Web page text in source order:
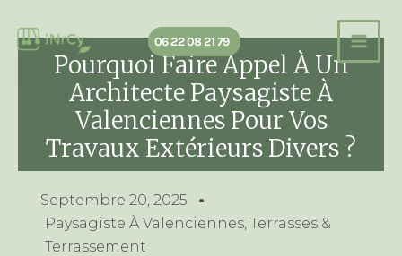
contenu
06 22 08 21 79
Pourquoi Faire Appel À Un
Architecte Paysagiste À
Valenciennes Pour Vos
Travaux Extérieurs Divers ?
Septembre 20, 2025
Paysagiste À Valenciennes, Terrasses &
Terrassement